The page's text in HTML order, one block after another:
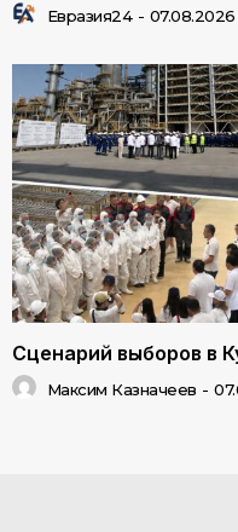
Евразия24 - 07.08.2026
Сценарий выборов в
Максим Казначеев -